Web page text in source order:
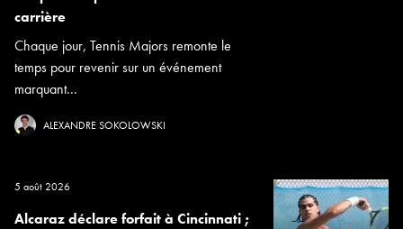
carrière
Chaque jour, Tennis Majors remonte le
temps pour revenir sur un événement
marquant...
ALEXANDRE SOKOLOWSKI
5 août 2026
Alcaraz déclare forfait à Cincinnati ;